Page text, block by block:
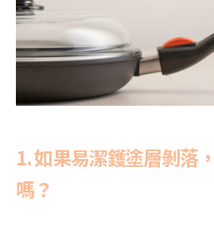
1. 如果易潔鑊塗層剝落
嗎？